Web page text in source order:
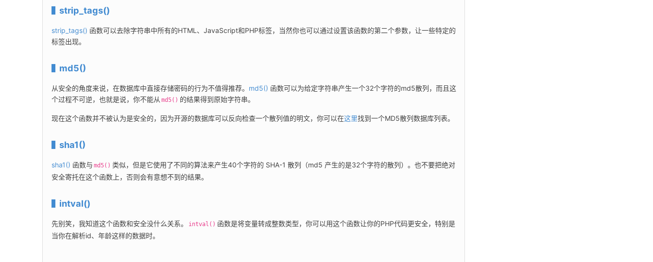
strip_tags()
strip_tags() 函数可以去除字符串中所有的HTML、JavaScript和PHP标签，当然你也可以通过设置该函数的第二个参数，让一些特定的
标签出现。
md5()
从安全的角度来说，在数据库中直接存储密码的行为不值得推荐。 md5() 函数可以为给定字符串产生一个32个字符的md5散列，而且这
个过程不可逆，也就是说，你不能从 md5() 的结果得到原始字符串。
现在这个函数并不被认为是安全的，因为开源的数据库可以反向检查一个散列值的明文，你可以在这里找到一个MD5散列数据库列表。
sha1()
sha1() 函数与 md5() 类似，但是它使用了不同的算法来产生40个字符的 SHA-1 散列（md5 产生的是32个字符的散列）。也不要把绝对
安全寄托在这个函数上，否则会有意想不到的结果。
intval()
先别笑，我知道这个函数和安全没什么关系。 intval() 函数是将变量转成整数类型，你可以用这个函数让你的PHP代码更安全，特别是
当你在解析id、年龄这样的数据时。